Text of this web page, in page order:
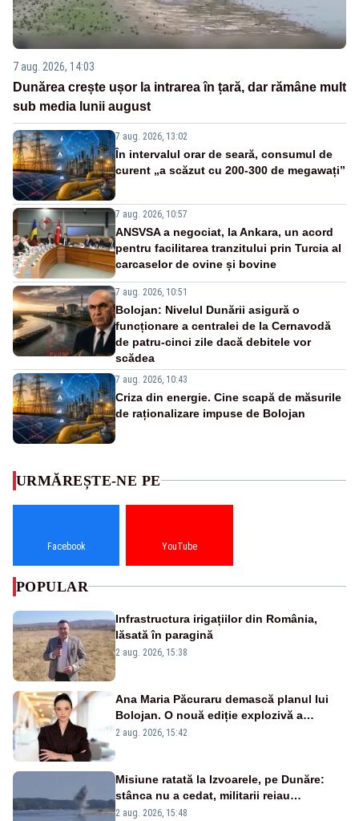
7 aug. 2026, 14:03
Dunărea crește ușor la intrarea în țară, dar rămâne mult
sub media lunii august
7 aug. 2026, 13:02
În intervalul orar de seară, consumul de
curent „a scăzut cu 200-300 de megawați”
7 aug. 2026, 10:57
ANSVSA a negociat, la Ankara, un acord
pentru facilitarea tranzitului prin Turcia al
carcaselor de ovine și bovine
7 aug. 2026, 10:51
Bolojan: Nivelul Dunării asigură o
funcționare a centralei de la Cernavodă
de patru-cinci zile dacă debitele vor
scădea
7 aug. 2026, 10:43
Criza din energie. Cine scapă de măsurile
de raționalizare impuse de Bolojan
URMĂREȘTE-NE PE
Facebook YouTube
POPULAR
Infrastructura irigațiilor din România,
lăsată în paragină
2 aug. 2026, 15:38
Ana Maria Păcuraru demască planul lui
Bolojan. O nouă ediție explozivă a
emisiunii „Miza Zilei” la Realitatea PLUS
2 aug. 2026, 15:42
Misiune ratată la Izvoarele, pe Dunăre:
stânca nu a cedat, militarii reiau
detonările luni – VIDEO
2 aug. 2026, 15:48